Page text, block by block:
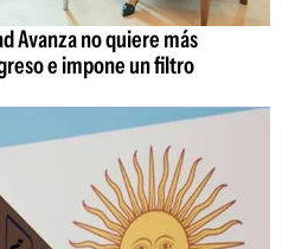
Avanza no quiere más
e impone un filtro